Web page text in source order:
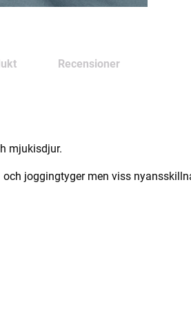
Recensioner
mjukisdjur.
joggingtyger men viss